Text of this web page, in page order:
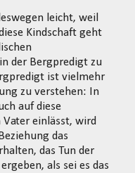
leicht, weil
Kindschaft geht
der Bergpredigt zu
ist vielmehr
zu verstehen: In
auf diese
einlässt, wird
das
das Tun der
als sei es das